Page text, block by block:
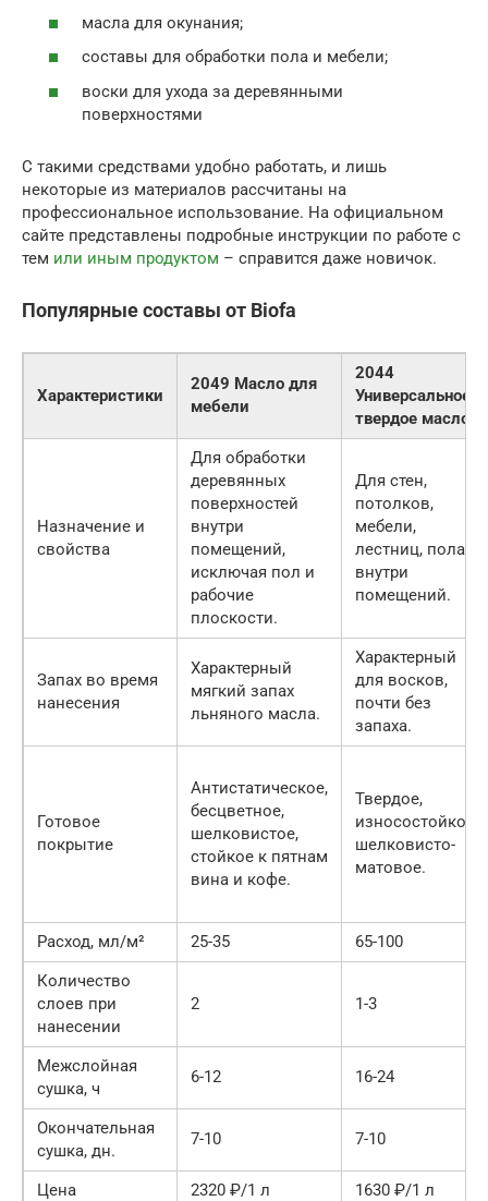
масла для окунания;
составы для обработки пола и мебели;
воски для ухода за деревянными
поверхностями
С такими средствами удобно работать, и лишь
некоторые из материалов рассчитаны на
профессиональное использование. На официальном
сайте представлены подробные инструкции по работе с
тем или иным продуктом – справится даже новичок.
Популярные составы от Biofa
Характеристики
2049 Масло для
мебели
2044
Универсальное
твердое масло
Назначение и
свойства
Для обработки
деревянных
поверхностей
внутри
помещений,
исключая пол и
рабочие
плоскости.
Для стен,
потолков,
мебели,
лестниц, пола
внутри
помещений.
Запах во время
нанесения
Характерный
мягкий запах
льняного масла.
Характерный
для восков,
почти без
запаха.
Готовое
покрытие
Антистатическое,
бесцветное,
шелковистое,
стойкое к пятнам
вина и кофе.
Твердое,
износостойкое,
шелковисто-
матовое.
Расход, мл/м² 25-35
65-100
Количество
слоев при
нанесении
2 1-3
Межслойная
сушка, ч
6-12 16-24
Окончательная
сушка, дн.
7-10 7-10
Цена 2320 ₽/1 л 1630 ₽/1 л